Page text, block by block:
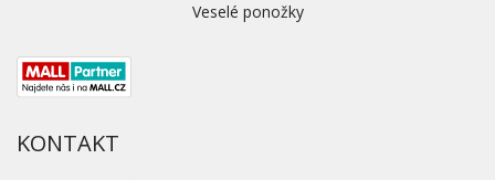
Veselé ponožky
KONTAKT